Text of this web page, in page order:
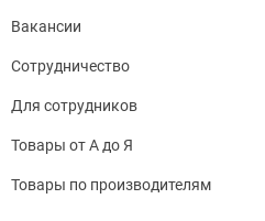
Вакансии
Сотрудничество
Для сотрудников
Товары от А до Я
Товары по производителям